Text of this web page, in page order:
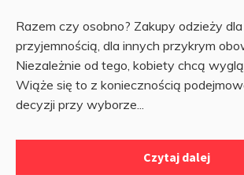
Razem czy osobno? Zakupy odzieży
przyjemnością, dla innych przykrym
Niezależnie od tego, kobiety chcą
Wiąże się to z koniecznością
decyzji przy wyborze...
Czytaj dalej